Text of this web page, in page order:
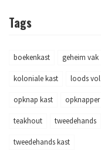
Tags
boekenkast geheim vak
koloniale kast loods vol
opknap kast opknapper
teakhout tweedehands
tweedehands kast